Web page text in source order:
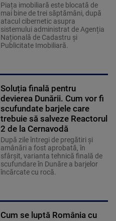
Piața imobiliară este blocată de
mai bine de trei săptămâni, după
atacul cibernetic asupra
sistemului administrat de Agenția
Națională de Cadastru și
Publicitate Imobiliară.
Soluția finală pentru
devierea Dunării. Cum vor fi
scufundate barjele care
trebuie să salveze Reactorul
2 de la Cernavodă
După zile întregi de pregătiri și
amânări a fost aprobată, în
sfârșit, varianta tehnică finală de
scufundare în Dunăre a barjelor
încărcate cu rocă.
Cum se luptă România cu